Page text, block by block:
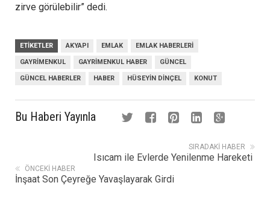
zirve görülebilir” dedi.
ETIKETLER AKYAPI EMLAK EMLAK HABERLERI
GAYRIMENKUL GAYRIMENKUL HABER GÜNCEL
GÜNCEL HABERLER HABER HÜSEYIN DINÇEL KONUT
Bu Haberi Yayınla
SIRADAKI HABER
Isıcam ile Evlerde Yenilenme Hareketi
ÖNCEKI HABER
İnşaat Son Çeyreğe Yavaşlayarak Girdi